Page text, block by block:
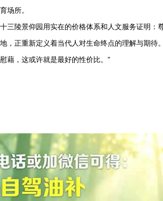
场所。
十三陵景仰园 用实在的价格体系和人文服务证明：
，正重新定义着当代人对生命终点的理解与期
藉，这或许就是最好的性价比。"